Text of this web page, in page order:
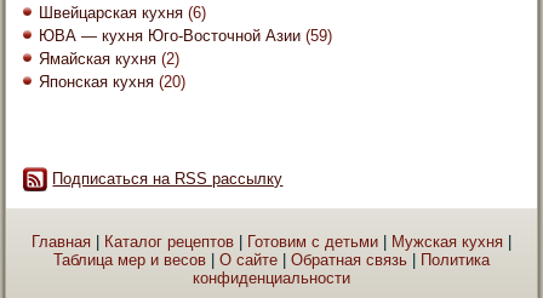
Швейцарская кухня (6)
ЮВА — кухня Юго-Восточной Азии (59)
Ямайская кухня (2)
Японская кухня (20)
Подписаться на RSS рассылку
Главная Каталог рецептов Готовим с детьми Мужская кухня
Таблица мер и весов
О сайте Обратная связь
Политика
конфиденциальности